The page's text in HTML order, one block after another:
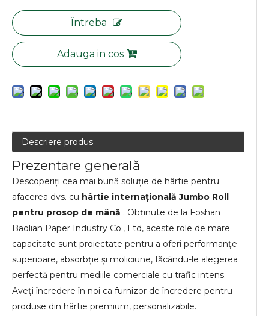
Întreba
Adauga in cos
Descriere produs
Prezentare generală
Descoperiți cea mai bună soluție de hârtie pentru
afacerea dvs. cu hârtie internațională Jumbo Roll
pentru prosop de mână . Obținute de la Foshan
Baolian Paper Industry Co., Ltd, aceste role de mare
capacitate sunt proiectate pentru a oferi performanțe
superioare, absorbție și moliciune, făcându-le alegerea
perfectă pentru mediile comerciale cu trafic intens.
Aveți încredere în noi ca furnizor de încredere pentru
produse din hârtie premium, personalizabile.